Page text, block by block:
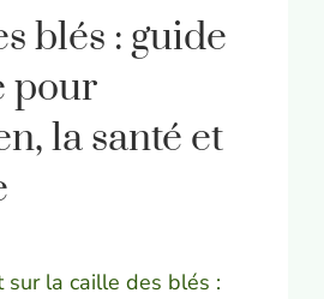
blés : guide
pour
la santé et
sur la caille des blés :